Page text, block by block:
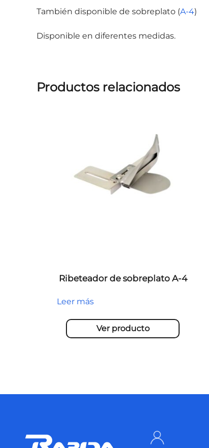
También disponible de sobreplato (A-4)
Disponible en diferentes medidas.
Productos relacionados
Ribeteador de sobreplato A-4
Leer más
Ver producto